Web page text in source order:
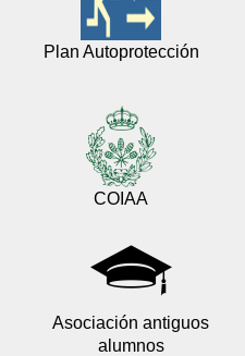
Plan Autoprotección
COIAA
Asociación antiguos
alumnos